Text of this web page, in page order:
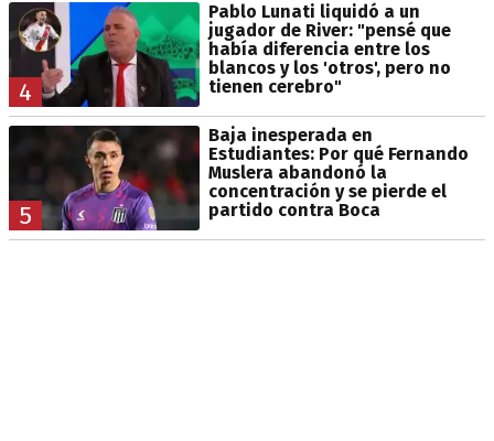
4
Pablo Lunati liquidó a un
jugador de River: "pensé que
había diferencia entre los
blancos y los 'otros', pero no
tienen cerebro"
5
Baja inesperada en
Estudiantes: Por qué Fernando
Muslera abandonó la
concentración y se pierde el
partido contra Boca